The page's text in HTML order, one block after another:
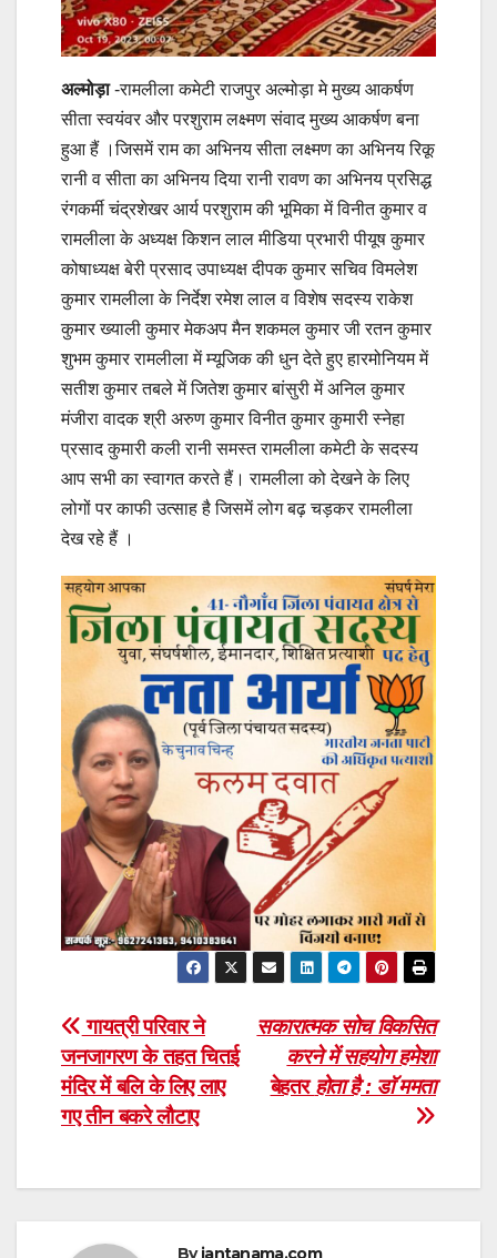
अल्मोड़ा-रामलीला कमेटी राजपुर अल्मोड़ा मे मुख्य आकर्षण
सीता स्वयंवर और परशुराम लक्ष्मण संवाद मुख्य आकर्षण बना
हुआ हैं ।जिसमें राम का अभिनय सीता लक्ष्मण का अभिनय रिकू
रानी व सीता का अभिनय दिया रानी रावण का अभिनय प्रसिद्ध
रंगकर्मी चंद्रशेखर आर्य परशुराम की भूमिका में विनीत कुमार व
रामलीला के अध्यक्ष किशन लाल मीडिया प्रभारी पीयूष कुमार
कोषाध्यक्ष बेरी प्रसाद उपाध्यक्ष दीपक कुमार सचिव विमलेश
कुमार रामलीला के निर्देश रमेश लाल व विशेष सदस्य राकेश
कुमार ख्याली कुमार मेकअप मैन शकमल कुमार जी रतन कुमार
शुभम कुमार रामलीला में म्यूजिक की धुन देते हुए हारमोनियम में
सतीश कुमार तबले में जितेश कुमार बांसुरी में अनिल कुमार
मंजीरा वादक श्री अरुण कुमार विनीत कुमार कुमारी स्नेहा
प्रसाद कुमारी कली रानी समस्त रामलीला कमेटी के सदस्य
आप सभी का स्वागत करते हैं। रामलीला को देखने के लिए
लोगों पर काफी उत्साह है जिसमें लोग बढ़ चड़कर रामलीला
देख रहे हैं ।
Post
navigation
सकारात्मक सोच विकसित
करने में सहयोग हमेशा
बेहतरहोता है : डाॅ ममता
गायत्री परिवार ने
जनजागरण के तहत चितई
मंदिर में बलि के लिए लाए
गए तीन बकरे लौटाए
Byjantanama.com